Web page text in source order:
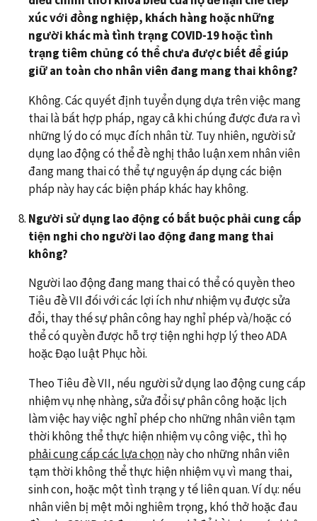
xúc với đồng nghiệp, khách hàng hoặc những
người khác mà tình trạng COVID-19 hoặc tình
trạng tiêm chủng có thể chưa được biết để giúp
giữ an toàn cho nhân viên đang mang thai không?
Không. Các quyết định tuyển dụng dựa trên việc mang
thai là bất hợp pháp, ngay cả khi chúng được đưa ra vì
những lý do có mục đích nhân từ. Tuy nhiên, người sử
dụng lao động có thể đề nghị thảo luận xem nhân viên
đang mang thai có thể tự nguyện áp dụng các biện
pháp này hay các biện pháp khác hay không.
Người sử dụng lao động có bắt buộc phải cung cấp
tiện nghi cho người lao động đang mang thai
không?
Người lao động đang mang thai có thể có quyền theo
Tiêu đề VII đối với các lợi ích như nhiệm vụ được sửa
đổi, thay thế sự phân công hay nghỉ phép và/hoặc có
thể có quyền được hỗ trợ tiện nghi hợp lý theo ADA
hoặc Đạo luật Phục hồi.
Theo Tiêu đề VII, nếu người sử dụng lao động cung cấp
nhiệm vụ nhẹ nhàng, sửa đổi sự phân công hoặc lịch
làm việc hay việc nghỉ phép cho những nhân viên tạm
thời không thể thực hiện nhiệm vụ công việc, thì họ
phải cung cấp các lựa chọnnày cho những nhân viên
tạm thời không thể thực hiện nhiệm vụ vì mang thai,
sinh con, hoặc một tình trạng y tế liên quan. Ví dụ: nếu
nhân viên bị mệt mỏi nghiêm trọng, khó thở hoặc đau